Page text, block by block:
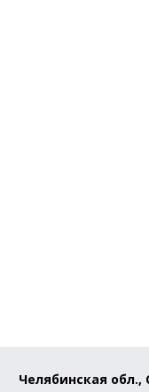
Челябинская обл.,